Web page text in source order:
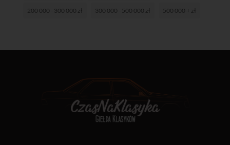
200 000 - 300 000 zł 300 000 - 500 000 zł 500 000 + zł